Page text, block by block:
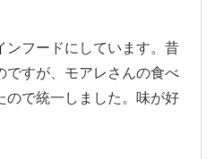
ンフードにしています。昔
ですが、モアレさんの食べ
で統一しました。味が好